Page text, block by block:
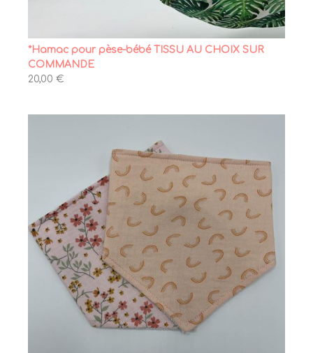
*Hamac pour pèse-bébé TISSU AU CHOIX SUR
COMMANDE
20,00 €